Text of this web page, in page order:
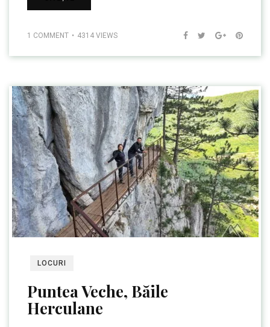
1 COMMENT 4314 VIEWS
LOCURI
Puntea Veche, Băile
Herculane